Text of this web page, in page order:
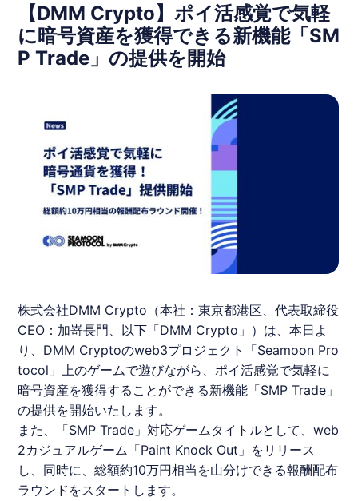
【DMM Crypto】ポイ活感覚で気軽
に暗号資産を獲得できる新機能「SM
P Trade」の提供を開始
株式会社DMM Crypto（本社：東京都港区、代表取締役
CEO：加嵜長門、以下「DMM Crypto」）は、本日よ
り、DMM Cryptoのweb3プロジェクト「Seamoon Pro
tocol」上のゲームで遊びながら、 ポイ活感覚で気軽に
暗号資産を獲得することができる新機能「SMP Trade」
の提供を開始いたします。
また、「SMP Trade」対応ゲームタイトルとして、web
2カジュアルゲーム「Paint Knock Out」をリリース
し、同時に、総額約10万円相当を山分けできる報酬配布
ラウンドをスタートします。